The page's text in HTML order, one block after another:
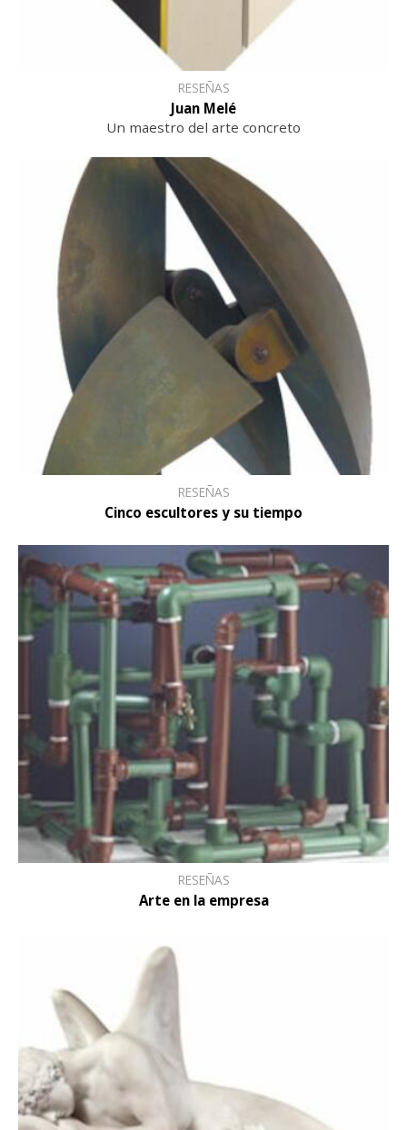
RESEÑAS
Juan Melé
Un maestro del arte concreto
RESEÑAS
Cinco escultores y su tiempo
RESEÑAS
Arte en la empresa